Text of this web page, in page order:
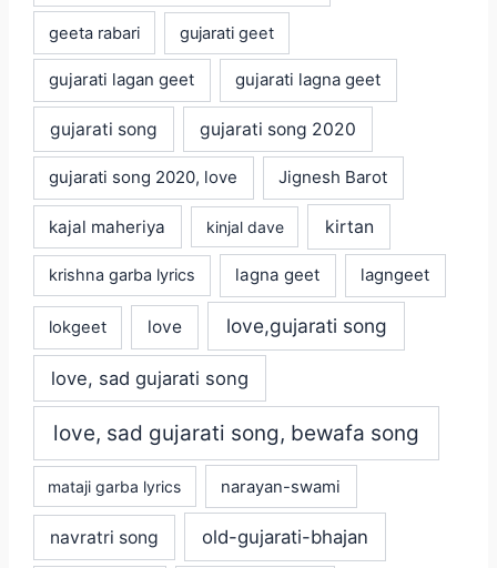
geeta rabari gujarati geet
gujarati lagan geet gujarati lagna geet
gujarati song gujarati song 2020
gujarati song 2020, love Jignesh Barot
kajal maheriya kinjal dave kirtan
krishna garba lyrics lagna geet lagngeet
lokgeet love love,gujarati song
love, sad gujarati song
love, sad gujarati song, bewafa song
mataji garba lyrics narayan-swami
navratri song old-gujarati-bhajan